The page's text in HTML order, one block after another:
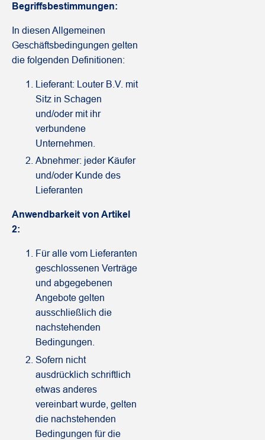
Begriffsbestimmungen:
In diesen Allgemeinen
Geschäftsbedingungen gelten
die folgenden Definitionen:
Lieferant: Louter B.V. mit
Sitz in Schagen
und/oder mit ihr
verbundene
Unternehmen.
Abnehmer: jeder Käufer
und/oder Kunde des
Lieferanten
Anwendbarkeit von Artikel
2:
Für alle vom Lieferanten
geschlossenen Verträge
und abgegebenen
Angebote gelten
ausschließlich die
nachstehenden
Bedingungen.
Sofern nicht
ausdrücklich schriftlich
etwas anderes
vereinbart wurde, gelten
die nachstehenden
Bedingungen für die